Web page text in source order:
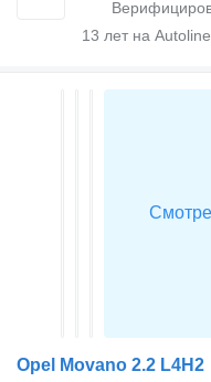
13 лет на Autoline
Opel Movano 2.2 L4H2